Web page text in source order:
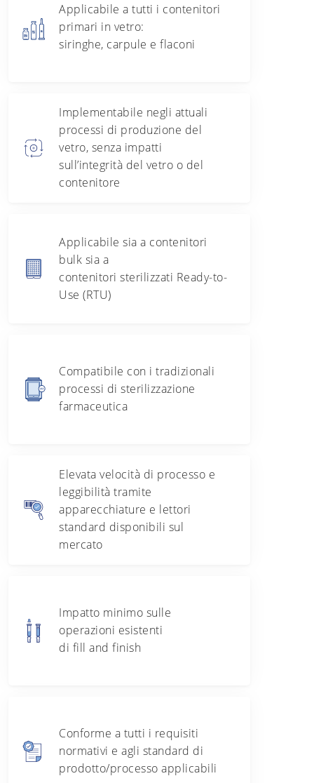
Applicabile a tutti i contenitori
primari in vetro:
siringhe, carpule e flaconi
Implementabile negli attuali
processi di produzione del
vetro, senza impatti
sull’integrità del vetro o del
contenitore
Applicabile sia a contenitori
bulk sia a
contenitori sterilizzati Ready-to-
Use (RTU)
Compatibile con i tradizionali
processi di sterilizzazione
farmaceutica
Elevata velocità di processo e
leggibilità tramite
apparecchiature e lettori
standard disponibili sul
mercato
Impatto minimo sulle
operazioni esistenti
di fill and finish
Conforme a tutti i requisiti
normativi e agli standard di
prodotto/processo applicabili